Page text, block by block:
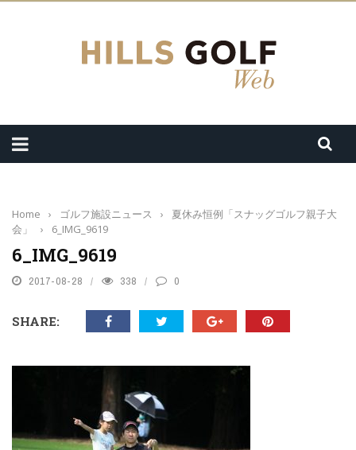
Home › ゴルフ施設ニュース ›
夏休み恒例「スナッグゴルフ親子大
会」
› 6_IMG_9619
6_IMG_9619
2017-08-28 338 0
SHARE: